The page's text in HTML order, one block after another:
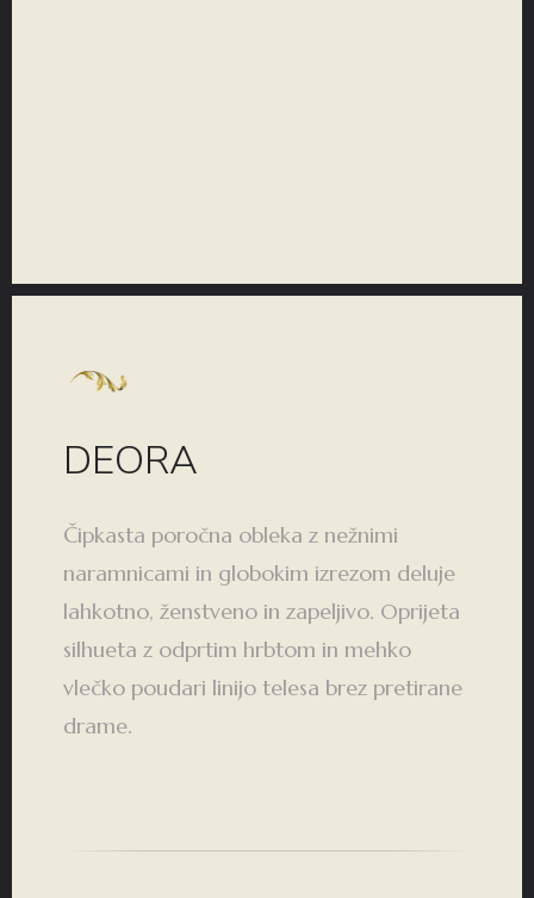
DEORA
Čipkasta poročna obleka z nežnimi
naramnicami in globokim izrezom deluje
lahkotno, ženstveno in zapeljivo. Oprijeta
silhueta z odprtim hrbtom in mehko
vlečko poudari linijo telesa brez pretirane
drame.